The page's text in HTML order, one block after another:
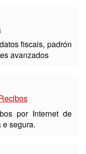
fiscais, padrón
avanzados
por Internet de
e segura.